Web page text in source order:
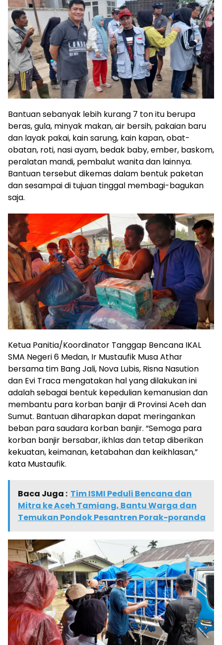
Bantuan sebanyak lebih kurang 7 ton itu berupa
beras, gula, minyak makan, air bersih, pakaian baru
dan layak pakai, kain sarung, kain kapan, obat-
obatan, roti, nasi ayam, bedak baby, ember, baskom,
peralatan mandi, pembalut wanita dan lainnya.
Bantuan tersebut dikemas dalam bentuk paketan
dan sesampai di tujuan tinggal membagi-bagukan
saja.
Ketua Panitia/Koordinator Tanggap Bencana IKAL
SMA Negeri 6 Medan, Ir Mustaufik Musa Athar
bersama tim Bang Jali, Nova Lubis, Risna Nasution
dan Evi Traca mengatakan hal yang dilakukan ini
adalah sebagai bentuk kepedulian kemanusian dan
membantu para korban banjir di Provinsi Aceh dan
Sumut. Bantuan diharapkan dapat meringankan
beban para saudara korban banjir. “Semoga para
korban banjir bersabar, ikhlas dan tetap diberikan
kekuatan, keimanan, ketabahan dan keikhlasan,”
kata Mustaufik.
Baca Juga : Tim ISMI Peduli Bencana dan
Mitra ke Aceh Tamiang, Bantu Warga dan
Temukan Pondok Pesantren Porak-poranda